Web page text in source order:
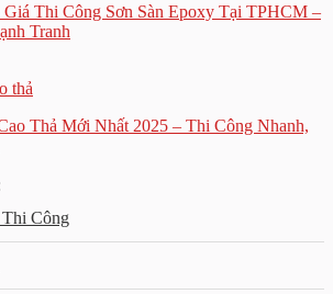
Thi Công Sơn Sàn Epoxy Tại TPHCM –
Tranh
Thả Mới Nhất 2025 – Thi Công Nhanh,
Công